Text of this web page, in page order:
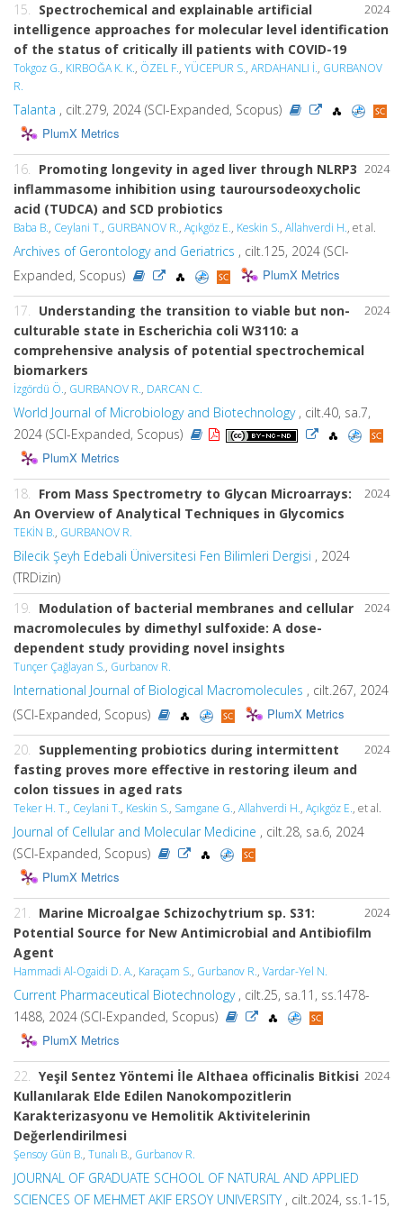
2024
15. Spectrochemical and explainable artificial
intelligence approaches for molecular level identification
of the status of critically ill patients with COVID-19
Tokgoz G., KIRBOĞA K. K., ÖZEL F., YÜCEPUR S., ARDAHANLI İ., GURBANOV
R.
Talanta , cilt.279, 2024 (SCI-Expanded, Scopus)
PlumX Metrics
2024
16. Promoting longevity in aged liver through NLRP3
inflammasome inhibition using tauroursodeoxycholic
acid (TUDCA) and SCD probiotics
Baba B., Ceylani T., GURBANOV R., Açıkgöz E., Keskin S., Allahverdi H., et al.
Archives of Gerontology and Geriatrics , cilt.125, 2024 (SCI-
Expanded, Scopus)
PlumX Metrics
2024
17. Understanding the transition to viable but non-
culturable state in Escherichia coli W3110: a
comprehensive analysis of potential spectrochemical
biomarkers
İzgördü Ö., GURBANOV R., DARCAN C.
World Journal of Microbiology and Biotechnology, cilt.40, sa.7,
2024 (SCI-Expanded, Scopus)
PlumX Metrics
2024
18. From Mass Spectrometry to Glycan Microarrays:
An Overview of Analytical Techniques in Glycomics
TEKİN B., GURBANOV R.
Bilecik Şeyh Edebali Üniversitesi Fen Bilimleri Dergisi , 2024
(TRDizin)
2024
19. Modulation of bacterial membranes and cellular
macromolecules by dimethyl sulfoxide: A dose-
dependent study providing novel insights
Tunçer Çağlayan S., Gurbanov R.
International Journal of Biological Macromolecules , cilt.267, 2024
(SCI-Expanded, Scopus)
PlumX Metrics
2024
20. Supplementing probiotics during intermittent
fasting proves more effective in restoring ileum and
colon tissues in aged rats
Teker H. T., Ceylani T., Keskin S., Samgane G., Allahverdi H., Açıkgöz E., et al.
Journal of Cellular and Molecular Medicine , cilt.28, sa.6, 2024
(SCI-Expanded, Scopus)
PlumX Metrics
2024
21. Marine Microalgae Schizochytrium sp. S31:
Potential Source for New Antimicrobial and Antibiofilm
Agent
Hammadi Al-Ogaidi D. A., Karaçam S., Gurbanov R., Vardar-Yel N.
Current Pharmaceutical Biotechnology, cilt.25, sa.11, ss.1478-
1488, 2024 (SCI-Expanded, Scopus)
PlumX Metrics
2024
22. Yeşil Sentez Yöntemi İle Althaea officinalis Bitkisi
Kullanılarak Elde Edilen Nanokompozitlerin
Karakterizasyonu ve Hemolitik Aktivitelerinin
Değerlendirilmesi
Şensoy Gün B., Tunalı B., Gurbanov R.
JOURNAL OF GRADUATE SCHOOL OF NATURAL AND APPLIED
SCIENCES OF MEHMET AKIF ERSOY UNIVERSITY , cilt.2024, ss.1-15,